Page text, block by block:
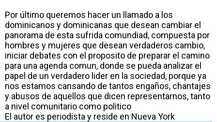
Por último queremos hacer un llamado a los
dominicanos y dominicanas que desean cambiar el
panorama de esta sufrida comundiad, compuesta por
hombres y mujeres que desean verdaderos cambio,
iniciar debates con el proposito de preparar el camino
para una agenda comun, donde se pueda analizar el
papel de un verdadero lider en la sociedad, porque ya
nos estamos cansando de tantos engaños, chantajes
y abusos de aquellos que dicen representarnos, tanto
a nivel comunitario como politico
El autor es periodista y reside en Nueva York